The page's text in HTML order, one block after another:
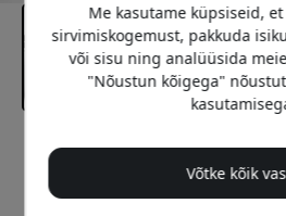
Soovitatav
89.99
Me kasutame küpsiseid,
sirvimiskogemust, pakkuda
või sisu ning analüüsida
"Nõustun kõigega"
Võtke kõik